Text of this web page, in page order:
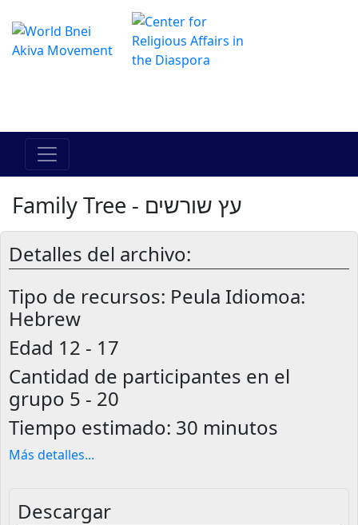
Family Tree - עץ שורשים
Detalles del archivo:
Tipo de recursos: Peula Idiomoa:
Hebrew
Edad 12 - 17
Cantidad de participantes en el
grupo 5 - 20
Tiempo estimado: 30 minutos
Más detalles...
Descargar